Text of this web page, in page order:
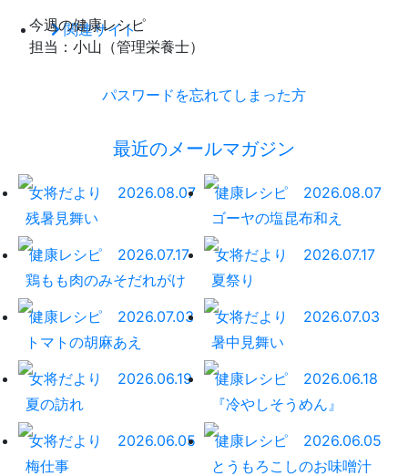
関連サイト
パスワードを忘れてしまった方
今週の健康レシピ
担当：小山（管理栄養士）
最近のメールマガジン
女将だより
2026.08.07
残暑見舞い
健康レシピ
2026.08.07
ゴーヤの塩昆布和え
健康レシピ
2026.07.17
鶏もも肉のみそだれがけ
女将だより
2026.07.17
夏祭り
健康レシピ
2026.07.03
トマトの胡麻あえ
女将だより
2026.07.03
暑中見舞い
女将だより
2026.06.19
夏の訪れ
健康レシピ
2026.06.18
『冷やしそうめん』
女将だより
2026.06.05
梅仕事
健康レシピ
2026.06.05
とうもろこしのお味噌汁